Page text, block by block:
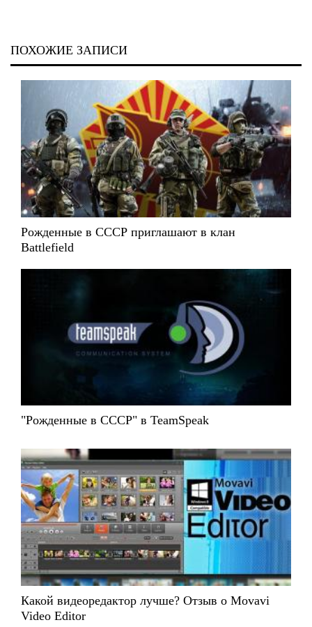
ПОХОЖИЕ ЗАПИСИ
Рожденные в СССР приглашают в клан
Battlefield
"Рожденные в СССР" в TeamSpeak
Какой видеоредактор лучше? Отзыв о Movavi
Video Editor